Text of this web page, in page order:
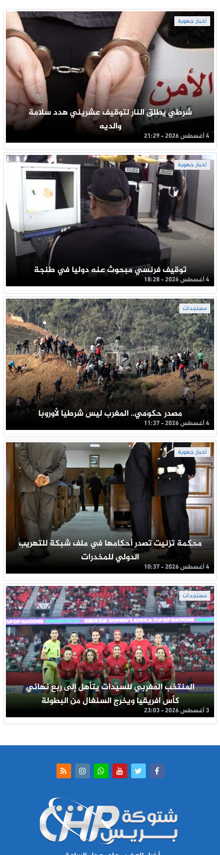
أخبار جهوية
شرطي يطلق النار لتوقيف عشريني هدد سلامة
والديه
4 أغسطس 2026 - 21:29
أخبار جهوية
توقيف فرنسي مبحوث عنه دوليا في طنجة
4 أغسطس 2026 - 18:28
مستجدات
مصدر حكومي.. المغرب ليس شرطيا لأوروبا
4 أغسطس 2026 - 11:37
أخبار جهوية
محكمة تزنيت تصدر أحكامها في ملف شبكة للتهريب
الدولي للمخدرات
4 أغسطس 2026 - 10:37
مستجدات
المنتخب المغربي للسيدات يتأهل إلى ربع نهائي
كأس افريقيا ويخرج السنغال من البطولة
3 أغسطس 2026 - 23:03